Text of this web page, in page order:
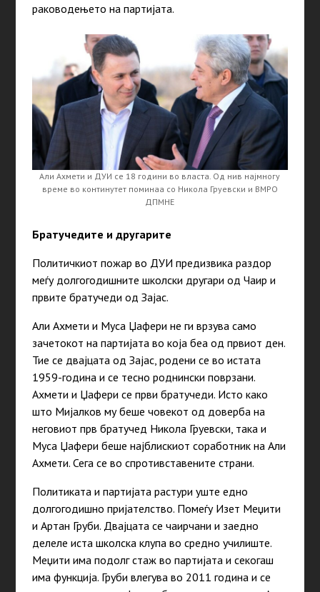
раководењето на партијата.
Али Ахмети и ДУИ се 18 години во власта. Од нив најмногу
време во континутет поминаа со Никола Груевски и ВМРО
ДПМНЕ
Братучедите и другарите
Политичкиот пожар во ДУИ предизвика раздор
меѓу долгогодишните школски другари од Чаир и
првите братучеди од Зајас.
Али Ахмети и Муса Џафери не ги врзува само
зачетокот на партијата во која беа од првиот ден.
Тие се двајцата од Зајас, родени се во истата
1959-година и се тесно роднински поврзани.
Ахмети и Џафери се први братучеди. Исто како
што Мијалков му беше човекот од доверба на
неговиот прв братучед Никола Груевски, така и
Муса Џафери беше најблискиот соработник на Али
Ахмети. Сега се во спротивставените страни.
Политиката и партијата растури уште едно
долгогодишно пријателство. Помеѓу Изет Меџити
и Артан Груби. Двајцата се чаирчани и заедно
делеле иста школска клупа во средно училиште.
Меџити има подолг стаж во партијата и секогаш
има функција. Груби влегува во 2011 година и се